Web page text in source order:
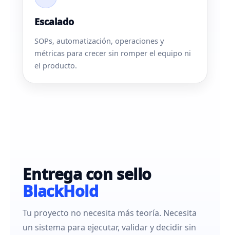
Escalado
SOPs, automatización, operaciones y
métricas para crecer sin romper el equipo ni
el producto.
Entrega con sello
BlackHold
Tu proyecto no necesita más teoría. Necesita
un sistema para ejecutar, validar y decidir sin